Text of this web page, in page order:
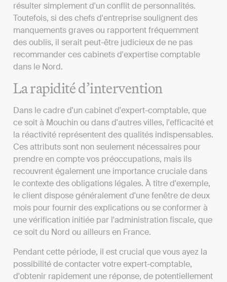
résulter simplement d'un conflit de personnalités.
Toutefois, si des chefs d'entreprise soulignent des
manquements graves ou rapportent fréquemment
des oublis, il serait peut-être judicieux de ne pas
recommander ces cabinets d'expertise comptable
dans le Nord.
La rapidité d’intervention
Dans le cadre d'un cabinet d'expert-comptable, que
ce soit à Mouchin ou dans d'autres villes, l'efficacité et
la réactivité représentent des qualités indispensables.
Ces attributs sont non seulement nécessaires pour
prendre en compte vos préoccupations, mais ils
recouvrent également une importance cruciale dans
le contexte des obligations légales. À titre d'exemple,
le client dispose généralement d'une fenêtre de deux
mois pour fournir des explications ou se conformer à
une vérification initiée par l'administration fiscale, que
ce soit du Nord ou ailleurs en France.
Pendant cette période, il est crucial que vous ayez la
possibilité de contacter votre expert-comptable,
d'obtenir rapidement une réponse, de potentiellement